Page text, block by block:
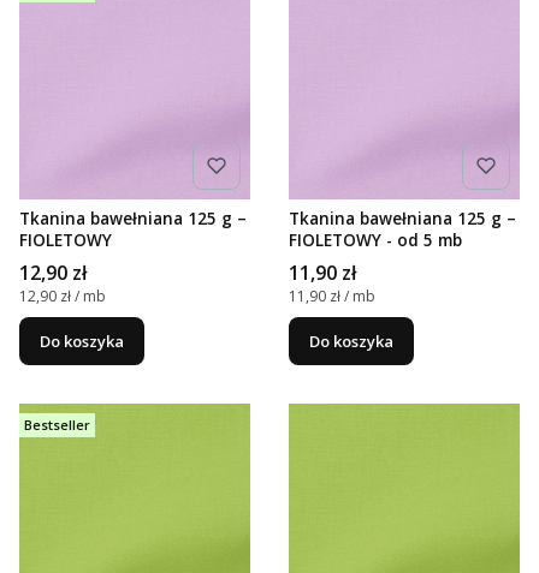
Tkanina bawełniana 125 g –
FIOLETOWY
Cena
12,90 zł
Cena jednostkowa
12,90 zł / mb
Do koszyka
Tkanina bawełniana 125 g –
FIOLETOWY - od 5 mb
Cena
11,90 zł
Cena jednostkowa
11,90 zł / mb
Do koszyka
Bestseller